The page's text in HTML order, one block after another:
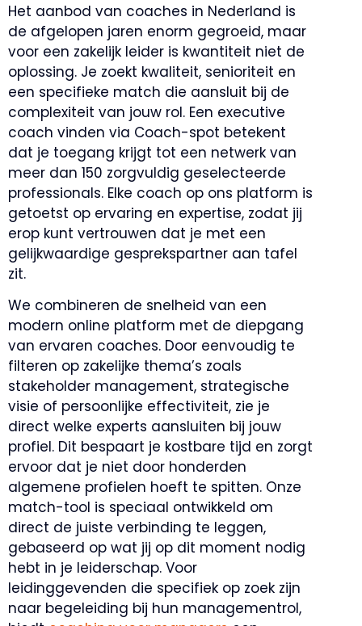
Het aanbod van coaches in Nederland is
de afgelopen jaren enorm gegroeid, maar
voor een zakelijk leider is kwantiteit niet de
oplossing. Je zoekt kwaliteit, senioriteit en
een specifieke match die aansluit bij de
complexiteit van jouw rol. Een executive
coach vinden via Coach-spot betekent
dat je toegang krijgt tot een netwerk van
meer dan 150 zorgvuldig geselecteerde
professionals. Elke coach op ons platform is
getoetst op ervaring en expertise, zodat jij
erop kunt vertrouwen dat je met een
gelijkwaardige gesprekspartner aan tafel
zit.
We combineren de snelheid van een
modern online platform met de diepgang
van ervaren coaches. Door eenvoudig te
filteren op zakelijke thema’s zoals
stakeholder management, strategische
visie of persoonlijke effectiviteit, zie je
direct welke experts aansluiten bij jouw
profiel. Dit bespaart je kostbare tijd en zorgt
ervoor dat je niet door honderden
algemene profielen hoeft te spitten. Onze
match-tool is speciaal ontwikkeld om
direct de juiste verbinding te leggen,
gebaseerd op wat jij op dit moment nodig
hebt in je leiderschap. Voor
leidinggevenden die specifiek op zoek zijn
naar begeleiding bij hun managementrol,